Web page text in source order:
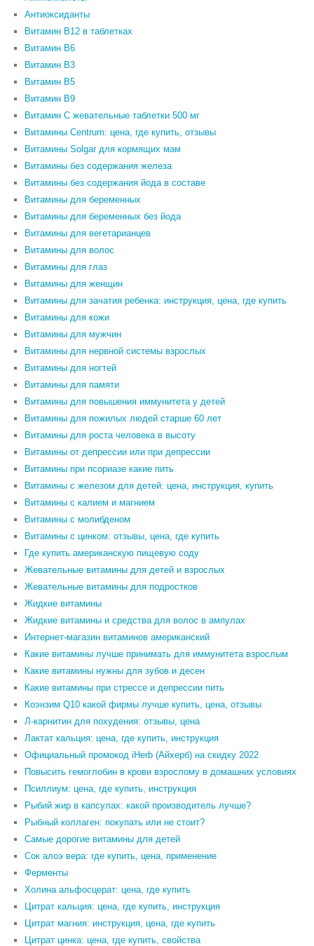
Антиоксиданты
Витамин B12 в таблетках
Витамин B6
Витамин В3
Витамин В5
Витамин В9
Витамин С жевательные таблетки 500 мг
Витамины Centrum: цена, где купить, отзывы
Витамины Solgar для кормящих мам
Витамины без содержания железа
Витамины без содержания йода в составе
Витамины для беременных
Витамины для беременных без йода
Витамины для вегетарианцев
Витамины для волос
Витамины для глаз
Витамины для женщин
Витамины для зачатия ребенка: инструкция, цена, где купить
Витамины для кожи
Витамины для мужчин
Витамины для нервной системы взрослых
Витамины для ногтей
Витамины для памяти
Витамины для повышения иммунитета у детей
Витамины для пожилых людей старше 60 лет
Витамины для роста человека в высоту
Витамины от депрессии или при депрессии
Витамины при псориазе какие пить
Витамины с железом для детей: цена, инструкция, купить
Витамины с калием и магнием
Витамины с молибденом
Витамины с цинком: отзывы, цена, где купить
Где купить американскую пищевую соду
Жевательные витамины для детей и взрослых
Жевательные витамины для подростков
Жидкие витамины
Жидкие витамины и средства для волос в ампулах
Интернет-магазин витаминов американский
Какие витамины лучше принимать для иммунитета взрослым
Какие витамины нужны для зубов и десен
Какие витамины при стрессе и депрессии пить
Коэнзим Q10 какой фирмы лучше купить, цена, отзывы
Л-карнитин для похудения: отзывы, цена
Лактат кальция: цена, где купить, инструкция
Официальный промокод iHerb (Айхерб) на скидку 2022
Повысить гемоглобин в крови взрослому в домашних условиях
Псиллиум: цена, где купить, инструкция
Рыбий жир в капсулах: какой производитель лучше?
Рыбный коллаген: покупать или не стоит?
Самые дорогие витамины для детей
Сок алоэ вера: где купить, цена, применение
Ферменты
Холина альфосцерат: цена, где купить
Цитрат кальция: цена, где купить, инструкция
Цитрат магния: инструкция, цена, где купить
Цитрат цинка: цена, где купить, свойства